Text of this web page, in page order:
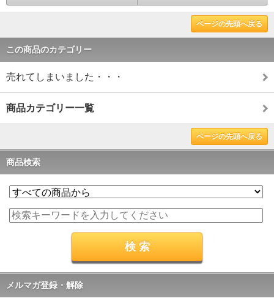
ページの先頭へ戻る
この商品のカテゴリー
売れてしまいました・・・
商品カテゴリー一覧
ページの先頭へ戻る
商品検索
メルマガ登録・解除